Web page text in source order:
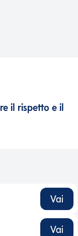
il rispetto e il
Vai
Vai